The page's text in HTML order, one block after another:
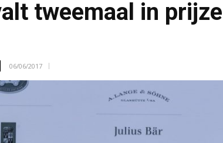
tweemaal in
06/06/2017